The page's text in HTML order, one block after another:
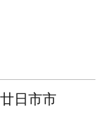
廿日市市